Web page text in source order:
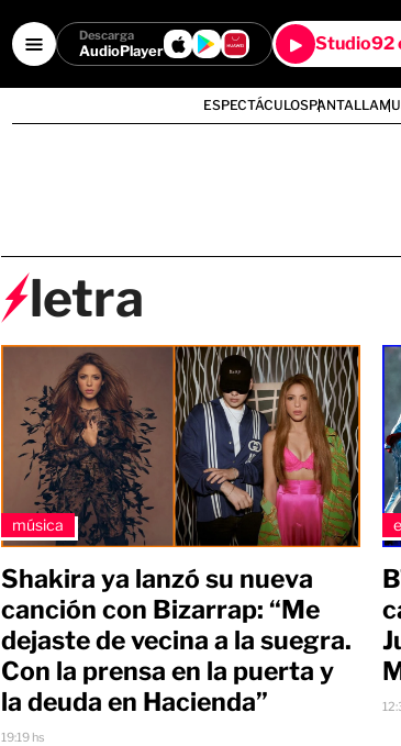
Descarga
AudioPlayer Studio92
ESPECTÁCULOSPANTALLA
letra
música
Shakira ya lanzó su nueva
canción con Bizarrap: “Me
dejaste de vecina a la suegra.
Con la prensa en la puerta y
la deuda en Hacienda”
19:19 hs